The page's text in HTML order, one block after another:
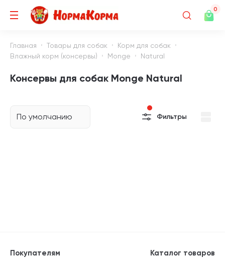
0
Главная Товары для собак
Корм для собак
Влажный корм (консервы)
Monge Natural
Консервы для собак Monge Natural
По умолчанию Фильтры
Каталог товаров
Покупателям